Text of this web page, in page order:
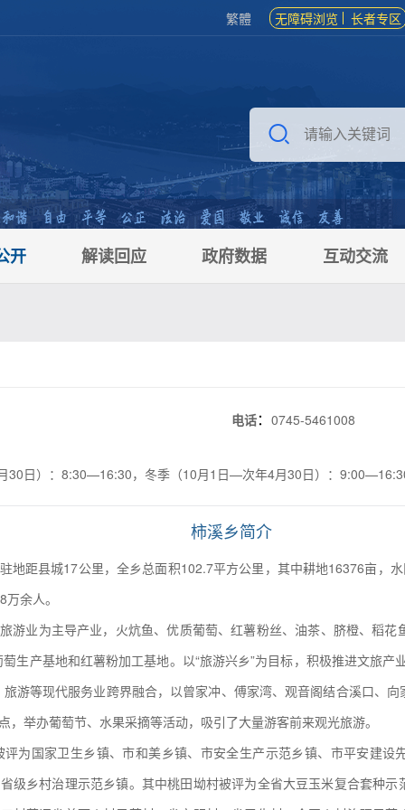
繁體 无障碍浏览 长者专区
开 解读回应 政府数据 互动交流
电话：0745-5461008
30日）：8:30—16:30，冬季（10月1日—次年4月30日）：
柿溪乡简介
地距县城17公里，全乡总面积102.7平方公里，其中耕地16376亩，
余人。
游业为主导产业，火炕鱼、优质葡萄、红薯粉丝、油茶、脐橙、稻花
生产基地和红薯粉加工基地。以“旅游兴乡”为目标，积极推进文旅产
游等现代服务业跨界融合，以曾家冲、傅家湾、观音阁结合溪口、
，举办葡萄节、水果采摘等活动，吸引了大量游客前来观光旅游。
为国家卫生乡镇、市和美乡镇、市安全生产示范乡镇、市平安建设
级乡村治理示范乡镇。其中桃田坳村被评为全省大豆玉米复合套种